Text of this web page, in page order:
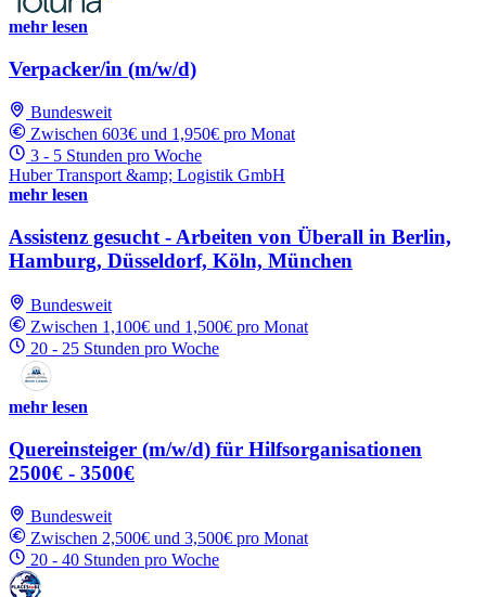
mehr lesen
Verpacker/in (m/w/d)
Bundesweit
Zwischen 603€ und 1,950€ pro Monat
3 - 5 Stunden pro Woche
Huber Transport &amp; Logistik GmbH
mehr lesen
Assistenz gesucht - Arbeiten von Überall in Berlin,
Hamburg, Düsseldorf, Köln, München
Bundesweit
Zwischen 1,100€ und 1,500€ pro Monat
20 - 25 Stunden pro Woche
mehr lesen
Quereinsteiger (m/w/d) für Hilfsorganisationen
2500€ - 3500€
Bundesweit
Zwischen 2,500€ und 3,500€ pro Monat
20 - 40 Stunden pro Woche